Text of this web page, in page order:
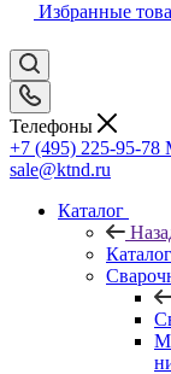
Избранные
Телефоны
+7 (495) 225-95-78
sale@ktnd.ru
Каталог
Каталог